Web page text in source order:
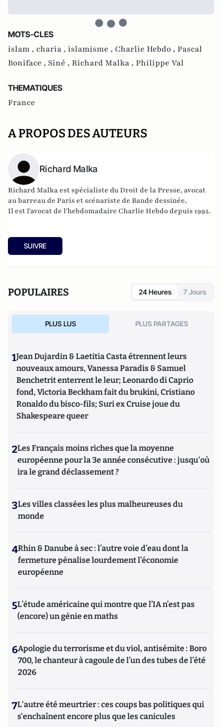
MOTS-CLES
islam , charia , islamisme , Charlie Hebdo , Pascal
Boniface , Siné , Richard Malka , Philippe Val
THEMATIQUES
France
A PROPOS DES AUTEURS
Richard Malka
Richard Malka est spécialiste du Droit de la Presse, avocat
au barreau de Paris et scénariste de Bande dessinée.
Il est l'avocat de l'hebdomadaire Charlie Hebdo depuis 1992.
SUIVRE
POPULAIRES 24 Heures 7 Jours
PLUS LUS PLUS PARTAGES
1Jean Dujardin & Laetitia Casta étrennent leurs
nouveaux amours, Vanessa Paradis & Samuel
Benchetrit enterrent le leur; Leonardo di Caprio
fond, Victoria Beckham fait du brukini, Cristiano
Ronaldo du bisco-fils; Suri ex Cruise joue du
Shakespeare queer
2Les Français moins riches que la moyenne
européenne pour la 3e année consécutive : jusqu'où
ira le grand déclassement ?
3Les villes classées les plus malheureuses du
monde
4Rhin & Danube à sec : l’autre voie d’eau dont la
fermeture pénalise lourdement l’économie
européenne
5L’étude américaine qui montre que l’IA n’est pas
(encore) un génie en maths
6Apologie du terrorisme et du viol, antisémite : Boro
700, le chanteur à cagoule de l’un des tubes de l’été
2026
7L'autre été meurtrier : ces coups bas politiques qui
s'enchaînent encore plus que les canicules